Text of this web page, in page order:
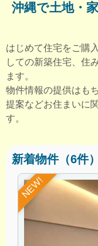
沖縄で土地・
はじめて住宅をご購
しての新築住宅、住
ます。
物件情報の提供はも
提案などお住まいに
す。
新着物件（6件）
NEW!